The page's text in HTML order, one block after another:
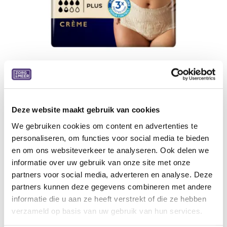
Deze website maakt gebruik van cookies
We gebruiken cookies om content en advertenties te
personaliseren, om functies voor social media te bieden
en om ons websiteverkeer te analyseren. Ook delen we
informatie over uw gebruik van onze site met onze
partners voor social media, adverteren en analyse. Deze
partners kunnen deze gegevens combineren met andere
informatie die u aan ze heeft verstrekt of die ze hebben
verzameld op basis van uw gebruik van hun services.
Tena Silhouette Plus, hoge taille,
crème M
Medium, 12 stuks, 4 pakken/doos
12,68€
Aan winkelmandje toevoegen
Toevoegen aan verlanglijst